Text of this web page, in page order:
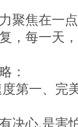
聚焦在一
，每一天
：
第一、完
决心,是害